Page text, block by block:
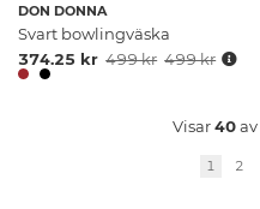
DON DONNA
Svart bowlingväska
374.25 kr 499 kr 499 kr
Visar40av
1 2